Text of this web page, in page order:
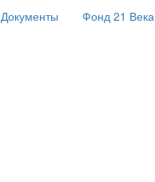
Документы Фонд 21 Века